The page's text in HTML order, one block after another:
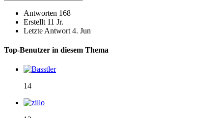
Antworten 168
Erstellt 11 Jr.
Letzte Antwort 4. Jun
Top-Benutzer in diesem Thema
14